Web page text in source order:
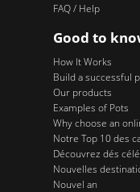
FAQ / Help
Good to
How It Works
Build a successful
Our products
Examples of Pots
Why choose an
Notre Top 10 des
Découvrez dés
Nouvelles
Nouvel an